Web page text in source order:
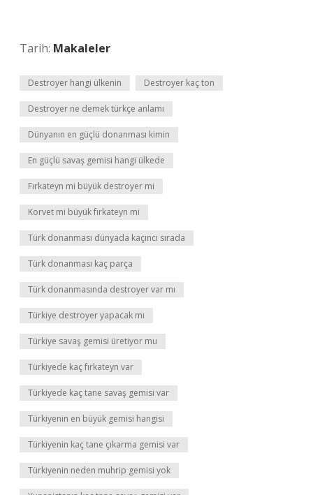
Tarih: Makaleler
Destroyer hangi ülkenin Destroyer kaç ton
Destroyer ne demek türkçe anlamı
Dünyanın en güçlü donanması kimin
En güçlü savaş gemisi hangi ülkede
Fırkateyn mi büyük destroyer mi
Korvet mi büyük fırkateyn mi
Türk donanması dünyada kaçıncı sırada
Türk donanması kaç parça
Türk donanmasında destroyer var mı
Türkiye destroyer yapacak mı
Türkiye savaş gemisi üretiyor mu
Türkiyede kaç fırkateyn var
Türkiyede kaç tane savaş gemisi var
Türkiyenin en büyük gemisi hangisi
Türkiyenin kaç tane çıkarma gemisi var
Türkiyenin neden muhrip gemisi yok